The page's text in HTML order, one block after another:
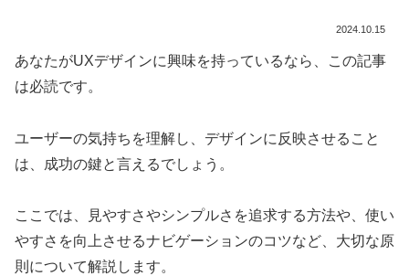
2024.10.15
あなたがUXデザインに興味を持っているなら、この記事
は必読です。
ユーザーの気持ちを理解し、デザインに反映させること
は、成功の鍵と言えるでしょう。
ここでは、見やすさやシンプルさを追求する方法や、使い
やすさを向上させるナビゲーションのコツなど、大切な原
則について解説します。